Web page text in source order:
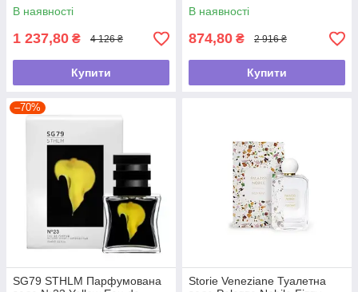
В наявності
1 237,80 ₴ 4 126 ₴
Купити
В наявності
874,80 ₴ 2 916 ₴
Купити
–70%
SG79 STHLM Парфумована
Storie Veneziane Туалетна